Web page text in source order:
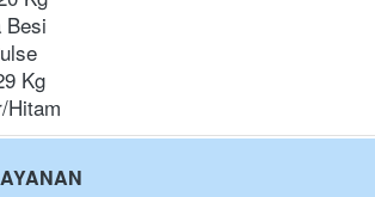
Besi
Kg
Hitam